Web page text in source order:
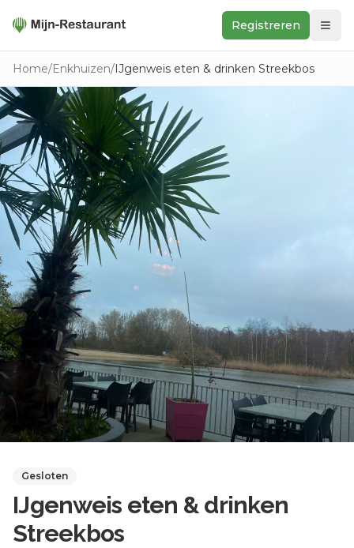
Registreren
Zoeken
In de buurt
Ontdek
Keukens
Foodwall
Reviews
Home/Enkhuizen/IJgenweis eten & drinken Streekbos
Gesloten
IJgenweis eten & drinken
Streekbos